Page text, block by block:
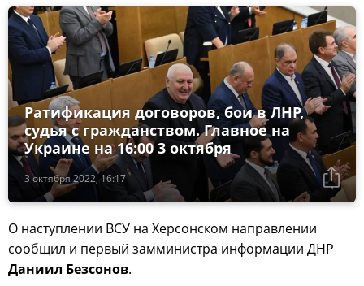
3 октября 2022, 16:17
Ратификация договоров, бои в ЛНР,
судья с гражданством. Главное на
Украине на 16:00 3 октября
О наступлении ВСУ на Херсонском направлении
сообщил и первый замминистра информации ДНР
Даниил Безсонов.